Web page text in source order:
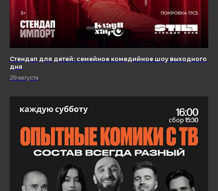
Стендап для детей: семейное комедийное шоу выходного
дня
29 августа